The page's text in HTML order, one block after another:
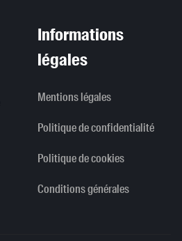
Informations
légales
Mentions légales
Politique de confidentialité
Politique de cookies
Conditions générales